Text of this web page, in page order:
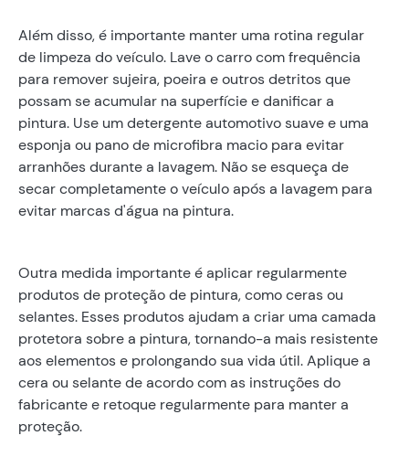
Além disso, é importante manter uma rotina regular
de limpeza do veículo. Lave o carro com frequência
para remover sujeira, poeira e outros detritos que
possam se acumular na superfície e danificar a
pintura. Use um detergente automotivo suave e uma
esponja ou pano de microfibra macio para evitar
arranhões durante a lavagem. Não se esqueça de
secar completamente o veículo após a lavagem para
evitar marcas d'água na pintura.
Outra medida importante é aplicar regularmente
produtos de proteção de pintura, como ceras ou
selantes. Esses produtos ajudam a criar uma camada
protetora sobre a pintura, tornando-a mais resistente
aos elementos e prolongando sua vida útil. Aplique a
cera ou selante de acordo com as instruções do
fabricante e retoque regularmente para manter a
proteção.